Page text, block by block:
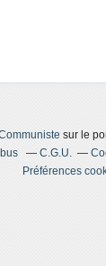
sur le
C.G.U.
Préférences